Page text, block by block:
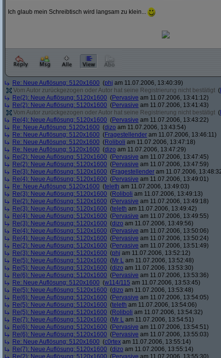
Ich glaub mein Schreibtisch wird langsam zu klein...
Re: Neue Auflösung: 5120x1600 (phj am 11.07.2006, 13:40:39)
Vom Autor zurückgezogen oder Autor hat seine Registrierung nicht bestätigt (
Re(2): Neue Auflösung: 5120x1600 (Pervasive am 11.07.2006, 13:41:12)
Re(2): Neue Auflösung: 5120x1600 (Pervasive am 11.07.2006, 13:41:43)
Vom Autor zurückgezogen oder Autor hat seine Registrierung nicht bestätigt (
Re(4): Neue Auflösung: 5120x1600 (Pervasive am 11.07.2006, 13:43:22)
Re: Neue Auflösung: 5120x1600 (dizo am 11.07.2006, 13:43:54)
Re: Neue Auflösung: 5120x1600 (Fragestellender am 11.07.2006, 13:46:11)
Re: Neue Auflösung: 5120x1600 (Roliboli am 11.07.2006, 13:47:18)
Re: Neue Auflösung: 5120x1600 (dizo am 11.07.2006, 13:47:29)
Re(2): Neue Auflösung: 5120x1600 (Pervasive am 11.07.2006, 13:47:45)
Re(2): Neue Auflösung: 5120x1600 (Pervasive am 11.07.2006, 13:47:59)
Re(3): Neue Auflösung: 5120x1600 (Fragestellender am 11.07.2006,
Re(4): Neue Auflösung: 5120x1600 (Pervasive am 11.07.2006, 13:49:01)
Re: Neue Auflösung: 5120x1600 (teleth am 11.07.2006, 13:49:03)
Re(3): Neue Auflösung: 5120x1600 (Roliboli am 11.07.2006, 13:49:13)
Re(2): Neue Auflösung: 5120x1600 (Pervasive am 11.07.2006, 13:49:18)
Re(3): Neue Auflösung: 5120x1600 (teleth am 11.07.2006, 13:49:42)
Re(4): Neue Auflösung: 5120x1600 (Pervasive am 11.07.2006, 13:49:55)
Re(3): Neue Auflösung: 5120x1600 (dizo am 11.07.2006, 13:49:56)
Re(4): Neue Auflösung: 5120x1600 (Pervasive am 11.07.2006, 13:50:06)
Re(4): Neue Auflösung: 5120x1600 (Pervasive am 11.07.2006, 13:50:24)
Re(2): Neue Auflösung: 5120x1600 (Pervasive am 11.07.2006, 13:51:49)
Re(3): Neue Auflösung: 5120x1600 (phj am 11.07.2006, 13:52:12)
Re(5): Neue Auflösung: 5120x1600 (Mr L am 11.07.2006, 13:52:48)
Re(5): Neue Auflösung: 5120x1600 (dizo am 11.07.2006, 13:53:30)
Re(6): Neue Auflösung: 5120x1600 (Pervasive am 11.07.2006, 13:53:36)
Re: Neue Auflösung: 5120x1600 (w114/115 am 11.07.2006, 13:53:45)
Re(5): Neue Auflösung: 5120x1600 (dizo am 11.07.2006, 13:53:48)
Re(6): Neue Auflösung: 5120x1600 (Pervasive am 11.07.2006, 13:54:05)
Re(5): Neue Auflösung: 5120x1600 (teleth am 11.07.2006, 13:54:06)
Re(5): Neue Auflösung: 5120x1600 (Roliboli am 11.07.2006, 13:54:32)
Re(7): Neue Auflösung: 5120x1600 (Mr L am 11.07.2006, 13:54:51)
Re(6): Neue Auflösung: 5120x1600 (Pervasive am 11.07.2006, 13:54:51)
Re(6): Neue Auflösung: 5120x1600 (Pervasive am 11.07.2006, 13:55:03)
Re: Neue Auflösung: 5120x1600 (c0rtex am 11.07.2006, 13:55:14)
Re(7): Neue Auflösung: 5120x1600 (dizo am 11.07.2006, 13:55:14)
Re(2): Neue Auflösung: 5120x1600 (Pervasive am 11.07.2006, 13:55:30)